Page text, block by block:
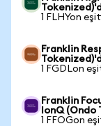
1 FLHYon
Franklin
1 FGDLon
Franklin
IonQ (Ondo
1 FFOGon